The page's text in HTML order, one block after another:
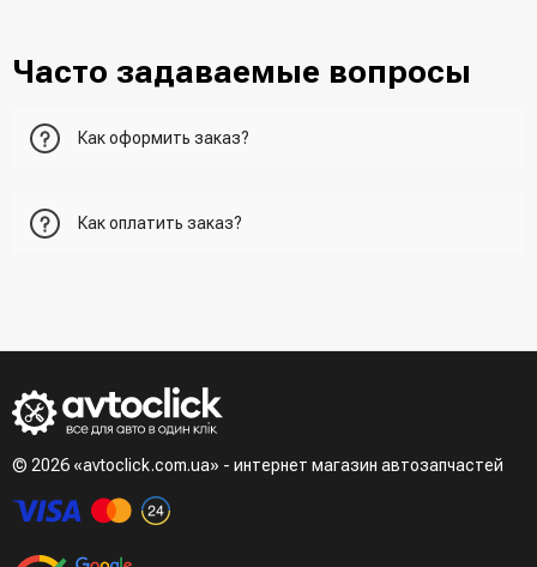
Часто задаваемые вопросы
Как оформить заказ?
корзину и указать всю необходимую информацию о
наберет менеджер для подтверждения и уточнения данных.
Третий вариант - сделать заказ по телефонном режиме
при разговоре с менеджером
Четвертый вариант - заказать через доступные
мессенджеры (viber, telegram)
Как оплатить заказ?
- LiqPay при оформлении заказа через корзину
© 2026 «avtoclick.com.ua» - интернет магазин автозапчастей